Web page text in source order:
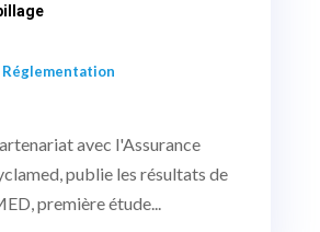
Réglementation
avec l'Assurance
publie les résultats de
première étude...